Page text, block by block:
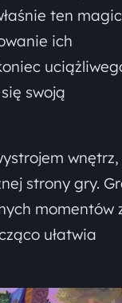
ten
ich
swoją
wnętrz,
strony gry.
momentów
ułatwia